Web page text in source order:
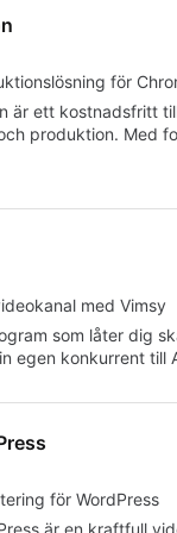
för
är ett kostnadsfritt
produktion. Med
med Vimsy
som låter dig
egen konkurrent till
för WordPress